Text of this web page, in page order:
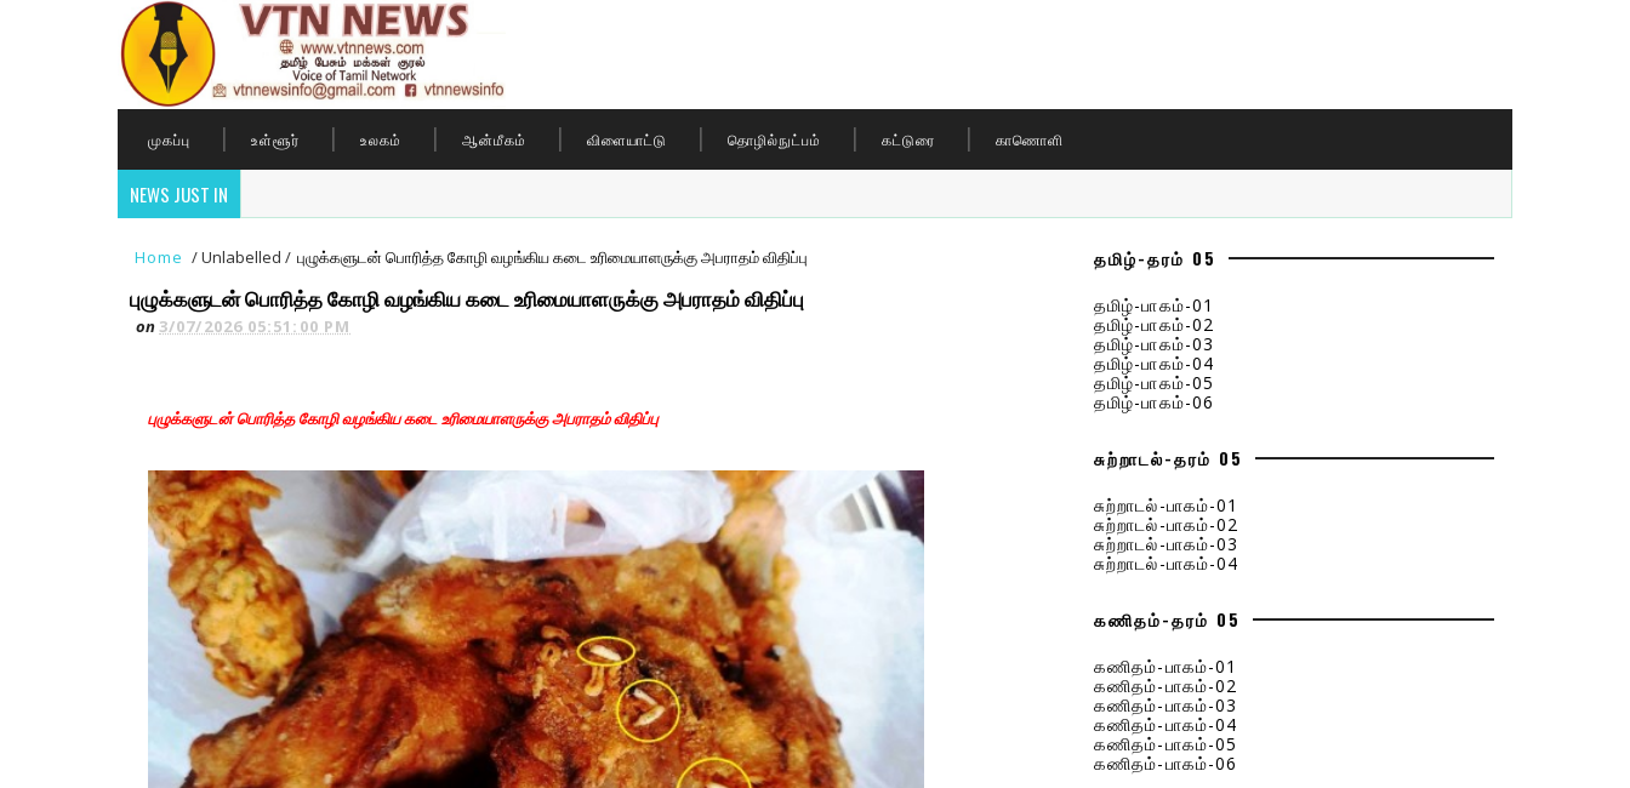
முகப்பு உள்ளூர் உலகம் ஆன்மீகம் விளையாட்டு தொழில்நுட்பம் கட்டுரை காணொளி
NEWS JUST IN
Home /Unlabelled/ புழுக்களுடன் பொரித்த கோழி வழங்கிய கடை உரிமையாளருக்கு அபராதம் விதிப்பு
புழுக்களுடன் பொரித்த கோழி வழங்கிய கடை உரிமையாளருக்கு அபராதம் விதிப்பு
on3/07/2026 05:51:00 PM
புழுக்களுடன் பொரித்த கோழி வழங்கிய கடை உரிமையாளருக்கு அபராதம் விதிப்பு
தமிழ்-தரம் 05
தமிழ்-பாகம்-01
தமிழ்-பாகம்-02
தமிழ்-பாகம்-03
தமிழ்-பாகம்-04
தமிழ்-பாகம்-05
தமிழ்-பாகம்-06
சுற்றாடல்-தரம் 05
சுற்றாடல்-பாகம்-01
சுற்றாடல்-பாகம்-02
சுற்றாடல்-பாகம்-03
சுற்றாடல்-பாகம்-04
கணிதம்-தரம் 05
கணிதம்-பாகம்-01
கணிதம்-பாகம்-02
கணிதம்-பாகம்-03
கணிதம்-பாகம்-04
கணிதம்-பாகம்-05
கணிதம்-பாகம்-06